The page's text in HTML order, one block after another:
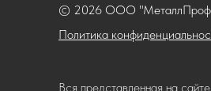
Политика
© 2026 ООО
Вся представленная на